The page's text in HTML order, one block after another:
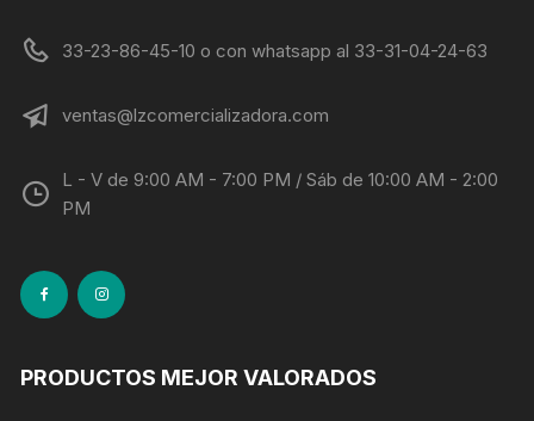
33-23-86-45-10 o con whatsapp al 33-31-04-24-63
ventas@lzcomercializadora.com
L - V de 9:00 AM - 7:00 PM / Sáb de 10:00 AM - 2:00
PM
PRODUCTOS MEJOR VALORADOS